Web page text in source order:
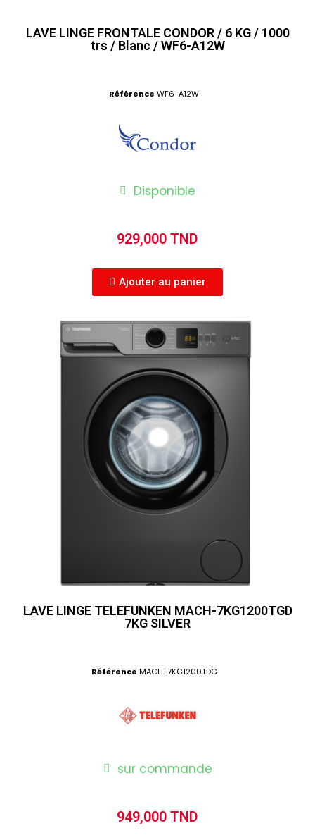
LAVE LINGE FRONTALE CONDOR / 6 KG / 1000
trs / Blanc / WF6-A12W
Référence WF6-A12W
Disponible
929,000 TND
Ajouter au panier
LAVE LINGE TELEFUNKEN MACH-7KG1200TGD
7KG SILVER
Référence MACH-7KG1200TDG
sur commande
949,000 TND